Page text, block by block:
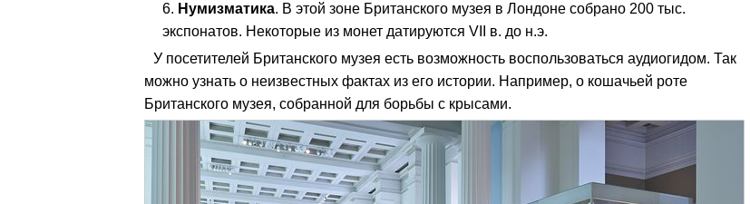
Нумизматика. В этой зоне Британского музея в Лондоне собрано 200 тыс.
экспонатов. Некоторые из монет датируются VII в. до н.э.
У посетителей Британского музея есть возможность воспользоваться аудиогидом. Так
можно узнать о неизвестных фактах из его истории. Например, о кошачьей роте
Британского музея, собранной для борьбы с крысами.